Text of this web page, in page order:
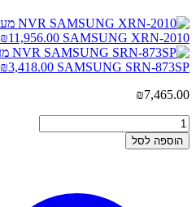
SAMSUNG XRN-2010
₪11,956.00
SAMSUNG SRN-873SP
₪3,418.00
₪7,465.00
הוספה לסל